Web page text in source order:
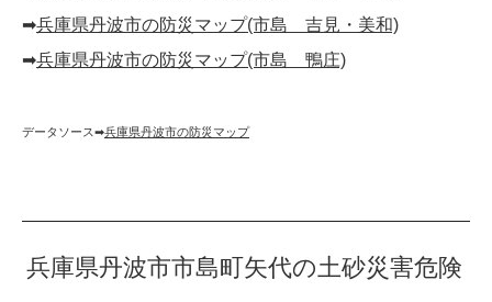
➡︎兵庫県丹波市の防災マップ(市島 吉見・美和)
➡︎兵庫県丹波市の防災マップ(市島 鴨庄)
データソース➡︎兵庫県丹波市の防災マップ
兵庫県丹波市市島町矢代の土砂災害危険